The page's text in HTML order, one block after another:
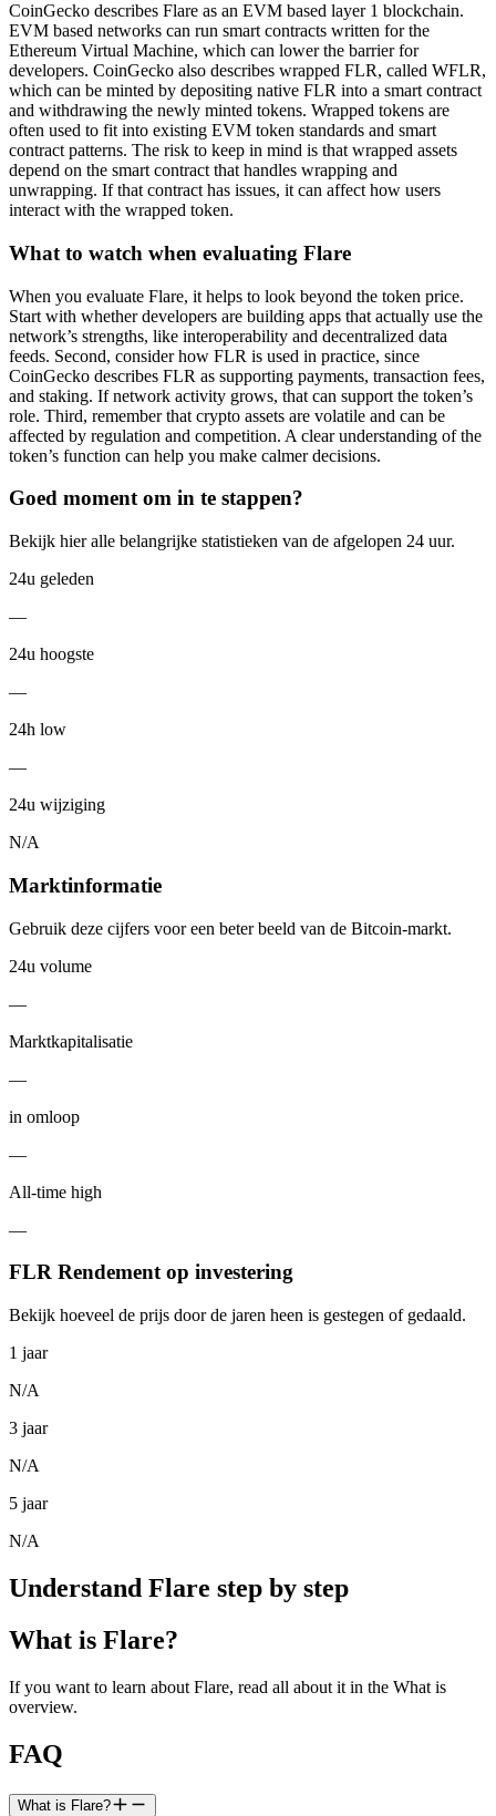
CoinGecko describes Flare as an EVM based layer 1 blockchain.
EVM based networks can run smart contracts written for the
Ethereum Virtual Machine, which can lower the barrier for
developers. CoinGecko also describes wrapped FLR, called WFLR,
which can be minted by depositing native FLR into a smart contract
and withdrawing the newly minted tokens. Wrapped tokens are
often used to fit into existing EVM token standards and smart
contract patterns. The risk to keep in mind is that wrapped assets
depend on the smart contract that handles wrapping and
unwrapping. If that contract has issues, it can affect how users
interact with the wrapped token.
What to watch when evaluating Flare
When you evaluate Flare, it helps to look beyond the token price.
Start with whether developers are building apps that actually use the
network’s strengths, like interoperability and decentralized data
feeds. Second, consider how FLR is used in practice, since
CoinGecko describes FLR as supporting payments, transaction fees,
and staking. If network activity grows, that can support the token’s
role. Third, remember that crypto assets are volatile and can be
affected by regulation and competition. A clear understanding of the
token’s function can help you make calmer decisions.
Goed moment om in te stappen?
Bekijk hier alle belangrijke statistieken van de afgelopen 24 uur.
24u geleden
—
24u hoogste
—
24h low
—
24u wijziging
N/A
Marktinformatie
Gebruik deze cijfers voor een beter beeld van de Bitcoin-markt.
24u volume
—
Marktkapitalisatie
—
in omloop
—
All-time high
—
FLR Rendement op investering
Bekijk hoeveel de prijs door de jaren heen is gestegen of gedaald.
1 jaar
N/A
3 jaar
N/A
5 jaar
N/A
Understand Flare step by step
What is Flare?
If you want to learn about Flare, read all about it in the What is
overview.
FAQ
What is Flare?